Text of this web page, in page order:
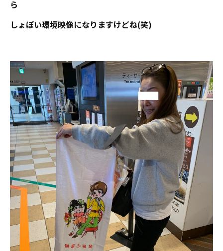
ら
しょぼい環境映像になりますけどね(笑)